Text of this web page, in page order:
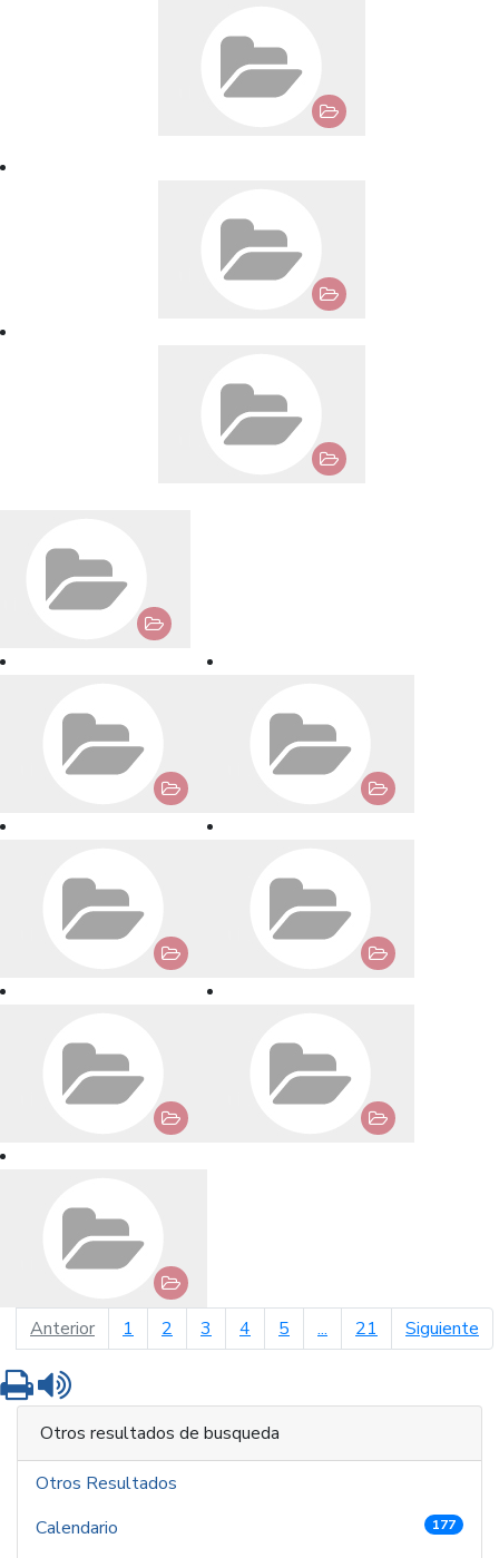
Anteriorpágina anterior
1 2 3 4 5 ... 21 Siguiente
Imprimir
Otros resultados de busqueda
Otros Resultados
Calendario
177